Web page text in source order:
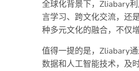
全球化背景下，Zliabary
言学习、跨文化交流，还
种多元文化的融合，不仅
值得一提的是，Zliabary
数据和人工智能技术，及